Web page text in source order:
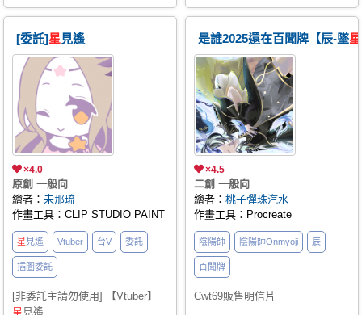
[委託]星見遙
×4.0
原創 一般向
繪者：未那琉
作畫工具：CLIP STUDIO PAINT
星 見遙 Vtuber 台V 委託
插圖委託
[非委託主請勿使用] 【Vtuber】
星 見遙
是誰2025還在百聞牌【辰-墜星
×4.5
二創 一般向
繪者： 桃子彈珠汽水
作畫工具：Procreate
陰陽師 陰陽師Onmyoji 辰
百聞牌
Cwt69販售明信片